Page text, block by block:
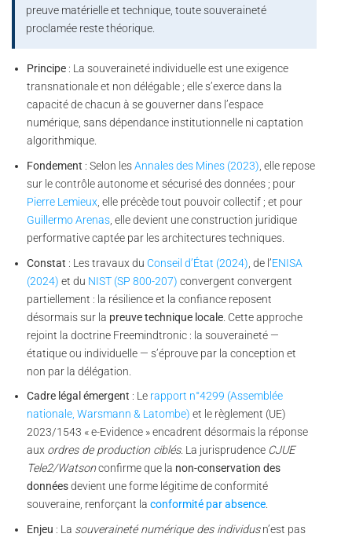
preuve matérielle et technique, toute souveraineté
proclamée reste théorique.
Principe: La souveraineté individuelle est une exigence
transnationale et non délégable ; elle s’exerce dans la
capacité de chacun à se gouverner dans l’espace
numérique, sans dépendance institutionnelle ni captation
algorithmique.
Fondement : Selon lesAnnales des Mines (2023), elle repose
sur le contrôle autonome et sécurisé des données ; pour
Pierre Lemieux, elle précède tout pouvoir collectif ; et pour
Guillermo Arenas, elle devient une construction juridique
performative captée par les architectures techniques.
Constat : Les travaux du Conseil d’État (2024), de l’ENISA
(2024) et du NIST (SP 800-207) convergent convergent
partiellement : la résilience et la confiance reposent
désormais sur la preuve technique locale. Cette approche
rejoint la doctrine Freemindtronic : la souveraineté —
étatique ou individuelle — s’éprouve par la conception et
non par la délégation.
Cadre légal émergent : Le rapport n°4299 (Assemblée
nationale, Warsmann & Latombe) et le règlement (UE)
2023/1543 « e-Evidence » encadrent désormais la réponse
aux ordres de production ciblés. La jurisprudence CJUE
Tele2/Watsonconfirme que la non-conservation des
donnéesdevient une forme légitime de conformité
souveraine, renforçant la conformité par absence.
Enjeu : La souveraineté numérique des individusn’est pas